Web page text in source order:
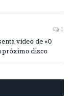
0
vídeo de «O
próximo disco